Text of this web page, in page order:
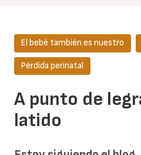
A punto de
latido
El bebé también es nuestro
Pérdida perinatal